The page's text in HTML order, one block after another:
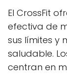
El CrossFit
efectiva de
sus límites y
saludable.
centran en